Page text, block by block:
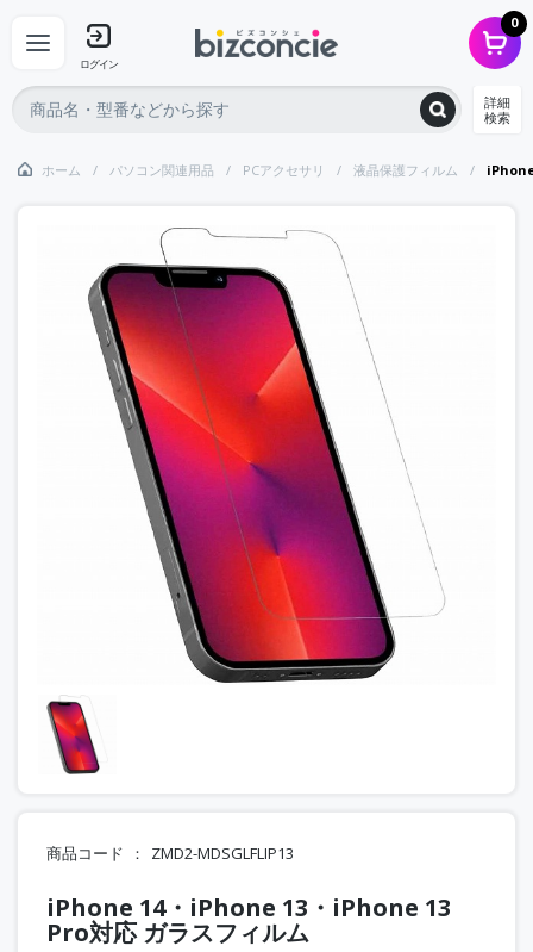
ログイン
0
詳細
検索
ホーム パソコン関連用品 PCアクセサリ 液晶保護フィルム
商品コード ZMD2-MDSGLFLIP13
iPhone 14・iPhone 13・iPhone 13
Pro対応 ガラスフィルム